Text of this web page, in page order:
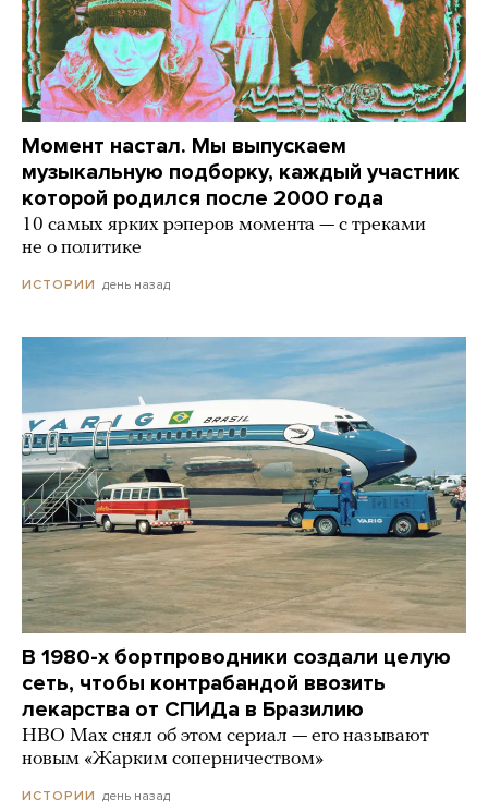
Момент настал. Мы выпускаем
музыкальную подборку, каждый участник
которой родился после 2000 года
10 самых ярких рэперов момента — с треками
не о политике
ИСТОРИИ день назад
В 1980-х бортпроводники создали целую
сеть, чтобы контрабандой ввозить
лекарства от СПИДа в Бразилию
HBO Max снял об этом сериал — его называют
новым «Жарким соперничеством»
ИСТОРИИ день назад